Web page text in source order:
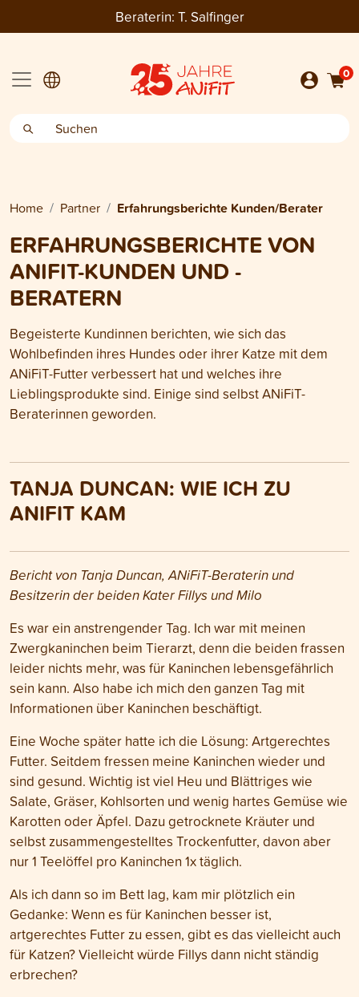
Beraterin: T. Salfinger
0
Home Partner Erfahrungsberichte Kunden/Berater
ERFAHRUNGSBERICHTE VON
ANIFIT-KUNDEN UND -
BERATERN
Begeisterte Kundinnen berichten, wie sich das
Wohlbefinden ihres Hundes oder ihrer Katze mit dem
ANiFiT-Futter verbessert hat und welches ihre
Lieblingsprodukte sind. Einige sind selbst ANiFiT-
Beraterinnen geworden.
TANJA DUNCAN: WIE ICH ZU
ANIFIT KAM
Bericht von Tanja Duncan, ANiFiT-Beraterin und
Besitzerin der beiden Kater Fillys und Milo
Es war ein anstrengender Tag. Ich war mit meinen
Zwergkaninchen beim Tierarzt, denn die beiden frassen
leider nichts mehr, was für Kaninchen lebensgefährlich
sein kann. Also habe ich mich den ganzen Tag mit
Informationen über Kaninchen beschäftigt.
Eine Woche später hatte ich die Lösung: Artgerechtes
Futter. Seitdem fressen meine Kaninchen wieder und
sind gesund. Wichtig ist viel Heu und Blättriges wie
Salate, Gräser, Kohlsorten und wenig hartes Gemüse wie
Karotten oder Äpfel. Dazu getrocknete Kräuter und
selbst zusammengestelltes Trockenfutter, davon aber
nur 1 Teelöffel pro Kaninchen 1x täglich.
Als ich dann so im Bett lag, kam mir plötzlich ein
Gedanke: Wenn es für Kaninchen besser ist,
artgerechtes Futter zu essen, gibt es das vielleicht auch
für Katzen? Vielleicht würde Fillys dann nicht ständig
erbrechen?